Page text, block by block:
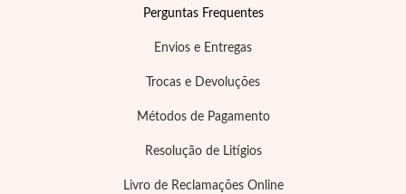
Perguntas Frequentes
Envios e Entregas
Trocas e Devoluções
Métodos de Pagamento
Resolução de Litígios
Livro de Reclamações Online